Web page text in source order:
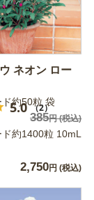
ネオン ロー
5.0 （2）
約50粒 袋
385円(税込)
約1400粒 10mL
2,750円 (税込)